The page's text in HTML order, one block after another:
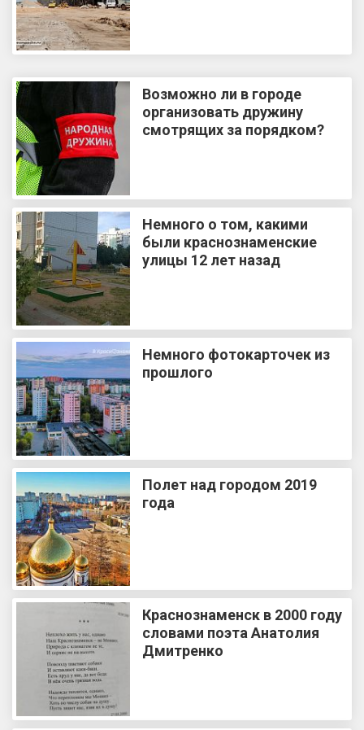
Возможно ли в городе
организовать дружину
смотрящих за порядком?
Немного о том, какими
были краснознаменские
улицы 12 лет назад
Немного фотокарточек из
прошлого
Полет над городом 2019
года
Краснознаменск в 2000 году
словами поэта Анатолия
Дмитренко